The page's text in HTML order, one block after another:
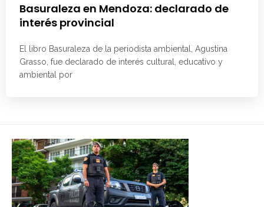
Basuraleza en Mendoza: declarado de
interés provincial
El libro Basuraleza de la periodista ambiental, Agustina
Grasso, fue declarado de interés cultural, educativo y
ambiental por